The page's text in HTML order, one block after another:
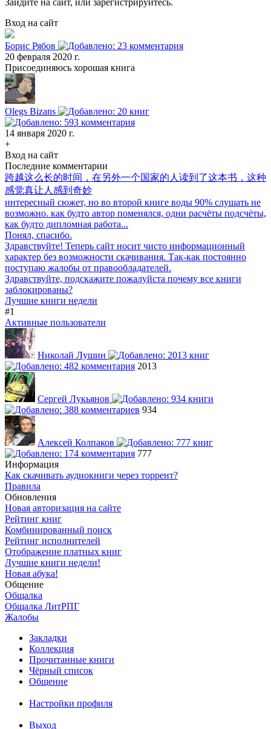
Зайдите на сайт, или зарегистрируйтесь.
Вход на сайт
Борис Рябов
20 февраля 2020 г.
Присоединяюсь хорошая книга
Olegs Bizans
14 января 2020 г.
+
Вход на сайт
Последние комментарии
跨越这么长的时间，在另外一个国家的人读到了这本书，这种
感觉真让人感到奇妙
интересный сюжет, но во второй книге воды 90% слушать не
возможно. как будто автор поменялся, одни расчёты подсчёты,
как будто дипломная работа...
Понял, спасибо.
Здравствуйте! Теперь сайт носит чисто информационный
характер без возможности скачивания. Так-как постоянно
поступаю жалобы от правообладателей.
Здравствуйте, подскажите пожалуйста почему все книги
заблокированы?
Лучшие книги недели
#1
Активные пользователи
Николай Лушин
2013
Сергей Лукьянов
934
Алексей Колпаков
777
Информация
Как скачивать аудиокниги через торрент?
Правила
Обновления
Новая авторизация на сайте
Рейтинг книг
Комбинированный поиск
Рейтинг исполнителей
Отображение платных книг
Лучшие книги недели!
Новая абука!
Общение
Общалка
Общалка ЛитРПГ
Жалобы
Закладки
Коллекция
Прочитанные книги
Чёрный список
Общение
Настройки профиля
Выход